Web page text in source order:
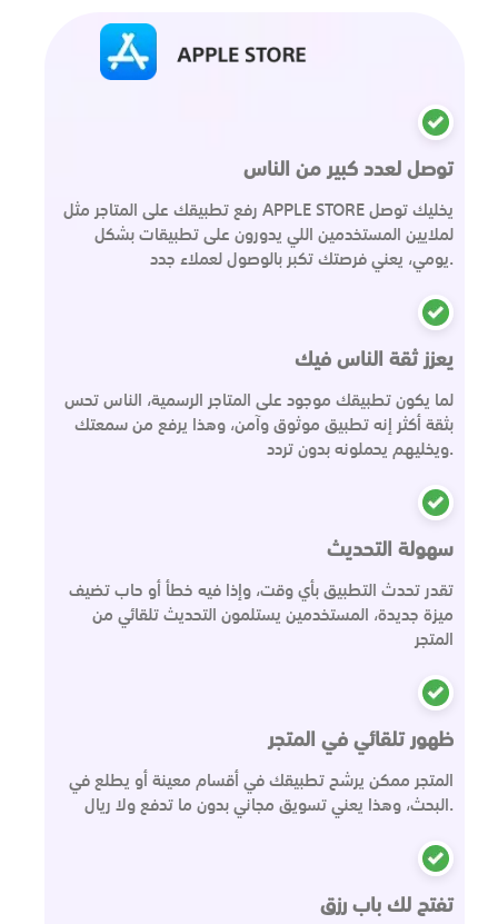
توصل لعدد كبير من الناس
رفع تطبيقك على المتاجر مثل APPLE STORE يخليك توصل
لملايين المستخدمين اللي يدورون على تطبيقات بشكل
يومي، يعني فرصتك تكبر بالوصول لعملاء جدد.
يعزز ثقة الناس فيك
لما يكون تطبيقك موجود على المتاجر الرسمية، الناس تحس
بثقة أكثر إنه تطبيق موثوق وآمن، وهذا يرفع من سمعتك
ويخليهم يحملونه بدون تردد.
سهولة التحديث
تقدر تحدث التطبيق بأي وقت، وإذا فيه خطأ أو حاب تضيف
ميزة جديدة، المستخدمين يستلمون التحديث تلقائي من
المتجر
ظهور تلقائي في المتجر
المتجر ممكن يرشح تطبيقك في أقسام معينة أو يطلع في
البحث، وهذا يعني تسويق مجاني بدون ما تدفع ولا ريال.
تفتح لك باب رزق